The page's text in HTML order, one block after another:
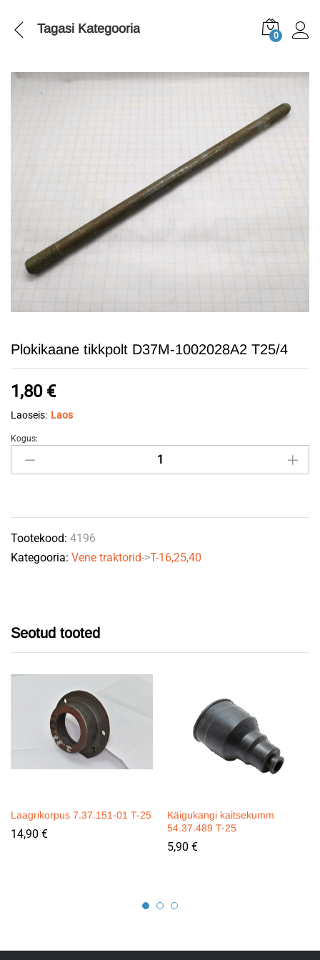
Tagasi Kategooria 0
Plokikaane tikkpolt D37M-1002028A2 T25/4
1,80 €
Laoseis: Laos
Plokikaane
tikkpolt
T25/4
quantity
Kogus:
Tootekood: 4196
Kategooria: Vene traktorid->T-16,25,40
Seotud tooted
Laagrikorpus 7.37.151-01 T-25
14,90 €
Käigukangi kaitsekumm
54.37.489 T-25
5,90 €